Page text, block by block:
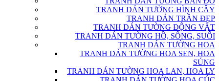
TRANH DÁN TƯỜNG HÌNH CÂY
TRANH DÁN TRẦN ĐẸP
TRANH DÁN TƯỜNG ĐỘNG VẬT
TRANH DÁN TƯỜNG HỒ, SÔNG, SUỐI
TRANH DÁN TƯỜNG HOA
TRANH DÁN TƯỜNG HOA SEN, HOA
SÚNG
TRANH DÁN TƯỜNG HOA LAN, HOA LY